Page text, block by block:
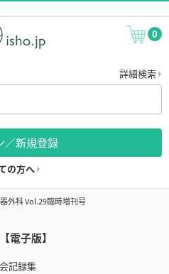
0
詳細検索
／新規登録
の方へ
外科 Vol.29臨時増刊号
電子版】
記録集